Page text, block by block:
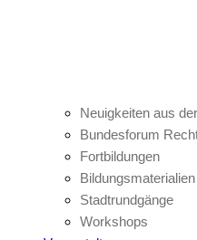
Neuigkeiten aus
Bundesforum
Fortbildungen
Bildungsmaterialien
Stadtrundgänge
Workshops